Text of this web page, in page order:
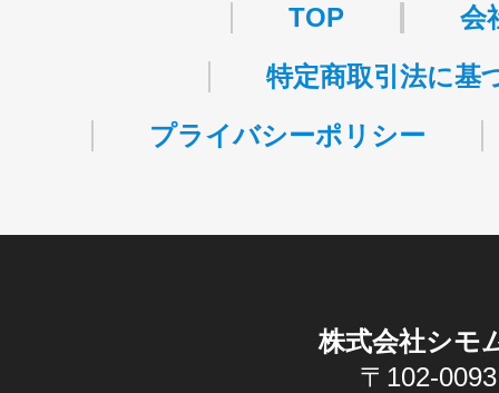
TOP
会
特定商取引法に基
プライバシーポリシー
株式会社シモ
〒102-0093